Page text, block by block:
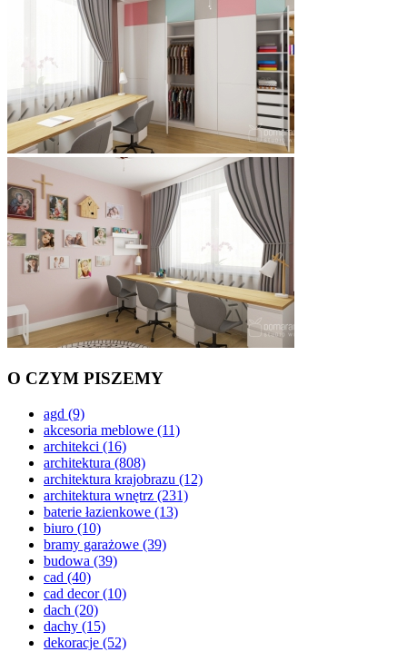
O CZYM PISZEMY
agd (9)
akcesoria meblowe (11)
architekci (16)
architektura (808)
architektura krajobrazu (12)
architektura wnętrz (231)
baterie łazienkowe (13)
biuro (10)
bramy garażowe (39)
budowa (39)
cad (40)
cad decor(10)
dach (20)
dachy (15)
dekoracje (52)